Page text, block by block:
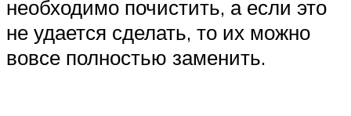
необходимо почистить, а если это
не удается сделать, то их можно
вовсе полностью заменить.